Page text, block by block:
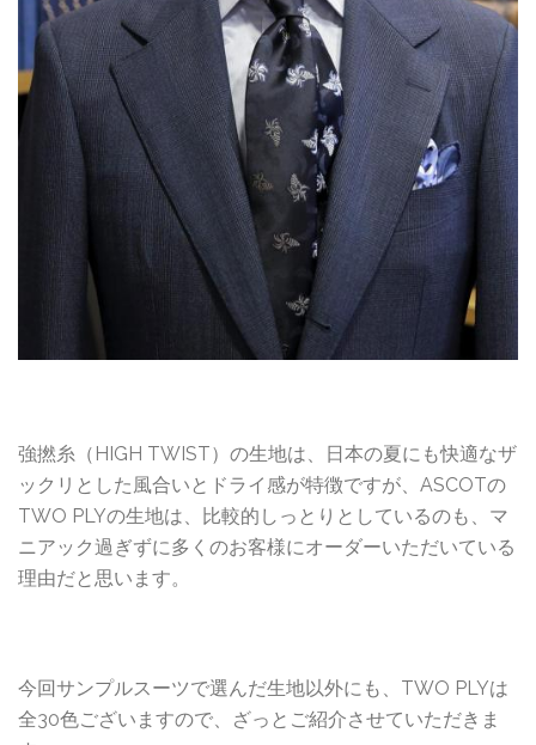
強撚糸（HIGH TWIST）の生地は、日本の夏にも快適なザ
ックリとした風合いとドライ感が特徴ですが、ASCOTの
TWO PLYの生地は、比較的しっとりとしているのも、マ
ニアック過ぎずに多くのお客様にオーダーいただいている
理由だと思います。
今回サンプルスーツで選んだ生地以外にも、TWO PLYは
全30色ございますので、ざっとご紹介させていただきま